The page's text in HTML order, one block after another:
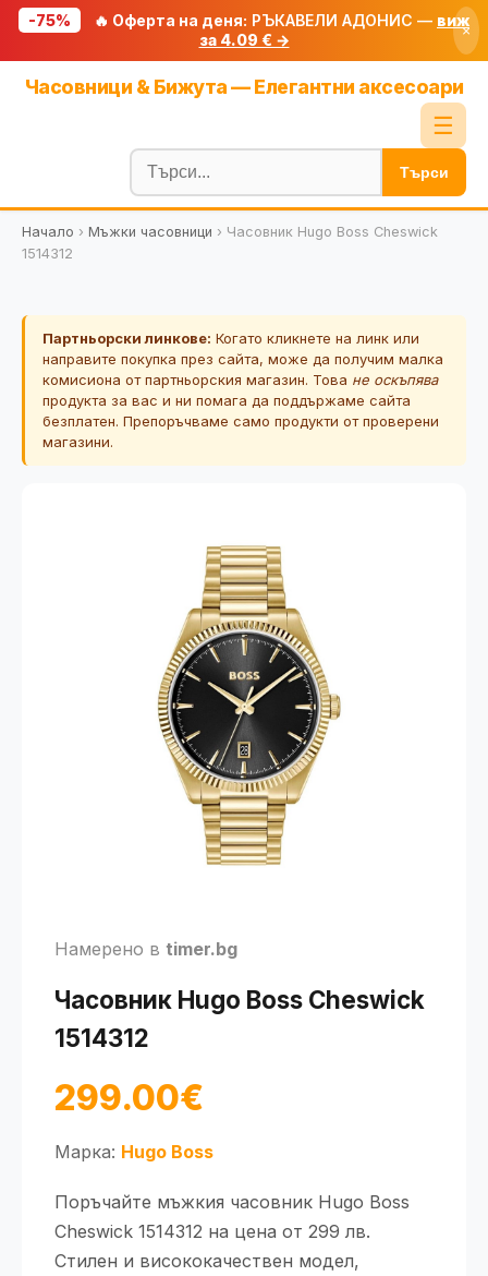
-75% 🔥 Оферта на деня: РЪКАВЕЛИ АДОНИС — виж
за 4.09 € →
×
Часовници & Бижута — Елегантни аксесоари
☰
Блог
🧮 Калкулатори
🔍 Намери продукт
🎟️ Купони
Търси
Начало › Мъжки часовници › Часовник Hugo Boss Cheswick
1514312
Партньорски линкове: Когато кликнете на линк или
направите покупка през сайта, може да получим малка
комисиона от партньорския магазин. Това не оскъпява
продукта за вас и ни помага да поддържаме сайта
безплатен. Препоръчваме само продукти от проверени
магазини.
Намерено в timer.bg
Часовник Hugo Boss Cheswick
1514312
299.00€
Марка: Hugo Boss
Поръчайте мъжкия часовник Hugo Boss
Cheswick 1514312 на цена от 299 лв.
Стилен и висококачествен модел,